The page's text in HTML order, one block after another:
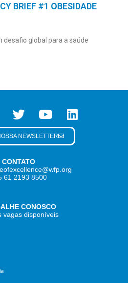
BRIEF #1 OBESIDADE
desafio global para a saúde
CONTATO
61 2193 8500
CONOSCO
vagas disponíveis
NEWSLETTER